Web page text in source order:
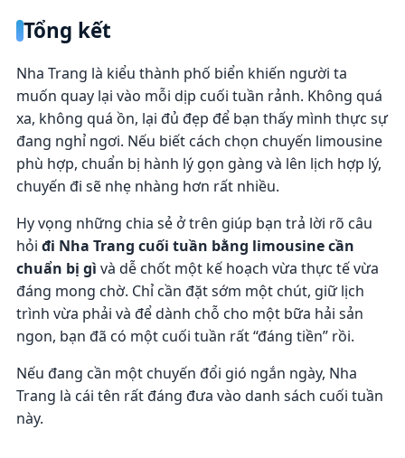
Tổng kết
Nha Trang là kiểu thành phố biển khiến người ta
muốn quay lại vào mỗi dịp cuối tuần rảnh. Không quá
xa, không quá ồn, lại đủ đẹp để bạn thấy mình thực sự
đang nghỉ ngơi. Nếu biết cách chọn chuyến limousine
phù hợp, chuẩn bị hành lý gọn gàng và lên lịch hợp lý,
chuyến đi sẽ nhẹ nhàng hơn rất nhiều.
Hy vọng những chia sẻ ở trên giúp bạn trả lời rõ câu
hỏi đi Nha Trang cuối tuần bằng limousine cần
chuẩn bị gì và dễ chốt một kế hoạch vừa thực tế vừa
đáng mong chờ. Chỉ cần đặt sớm một chút, giữ lịch
trình vừa phải và để dành chỗ cho một bữa hải sản
ngon, bạn đã có một cuối tuần rất “đáng tiền” rồi.
Nếu đang cần một chuyến đổi gió ngắn ngày, Nha
Trang là cái tên rất đáng đưa vào danh sách cuối tuần
này.